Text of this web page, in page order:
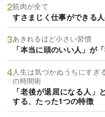
筋肉が全て
すさまじく仕事ができる
あきれるほど小さい習慣
「本当に頭のいい人」が
人生は気づかぬうちにすぎ
の時間術
「老後が退屈になる人
する、たった1つの特徴